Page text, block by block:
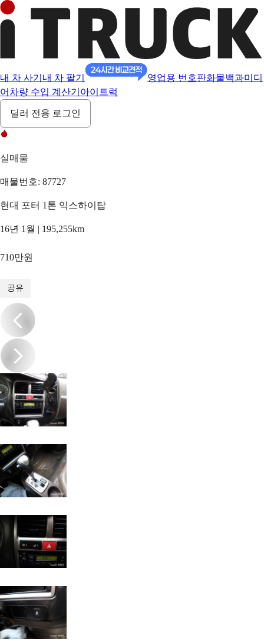
내 차 사기 내 차 팔기 영업용 번호판화물백과미디
어 차량 수입 계산기 아이트럭
딜러 전용 로그인
실매물
매물번호: 87727
현대 포터 1톤 익스하이탑
16년 1월 | 195,255km
710만원
공유
/18